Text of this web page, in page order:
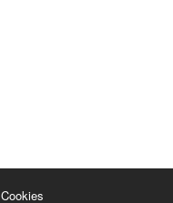
Cookies